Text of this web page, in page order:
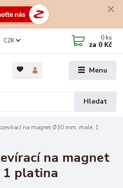
Menu
CZK
Hledat
0 ks
za 0 Kč
na magnet Ø30 mm, malé, 1
na magnet
1 platina